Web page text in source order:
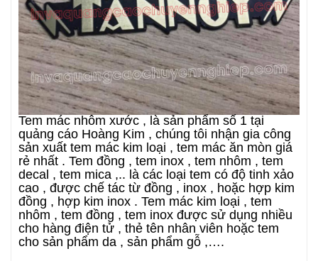
Tem mác nhôm xước , là sản phẩm số 1 tại
quảng cáo Hoàng Kim , chúng tôi nhận gia công
sản xuất tem mác kim loại , tem mác ăn mòn giá
rẻ nhất . Tem đồng , tem inox , tem nhôm , tem
decal , tem mica ,.. là các loại tem có độ tinh xảo
cao , được chế tác từ đồng , inox , hoặc hợp kim
đồng , hợp kim inox . Tem mác kim loại , tem
nhôm , tem đồng , tem inox được sử dụng nhiều
cho hàng điện tử , thẻ tên nhân viên hoặc tem
cho sản phẩm da , sản phẩm gỗ ,….